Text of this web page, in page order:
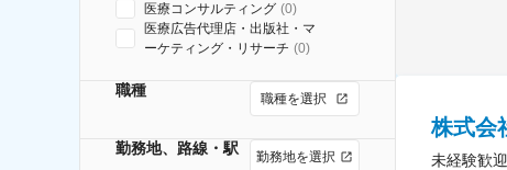
医療コンサルティング (0)
医療広告代理店・出版社・マ
ーケティング・リサーチ (0)
職種 職種を選択
勤務地、路線・駅 勤務地を選択
株式会
未経験歓